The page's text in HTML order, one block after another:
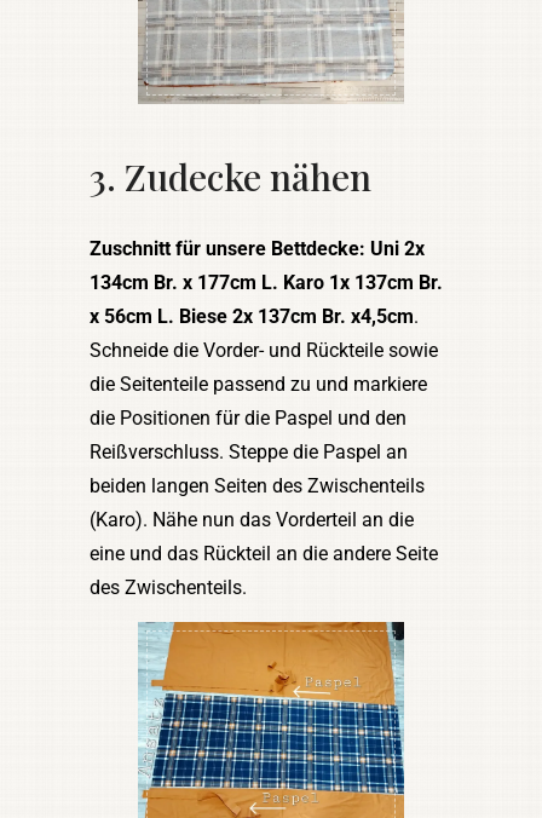
3. Zudecke nähen
Zuschnitt für unsere Bettdecke: Uni 2x
134cm Br. x 177cm L. Karo 1x 137cm Br.
x 56cm L. Biese 2x 137cm Br. x4,5cm.
Schneide die Vorder- und Rückteile sowie
die Seitenteile passend zu und markiere
die Positionen für die Paspel und den
Reißverschluss. Steppe die Paspel an
beiden langen Seiten des Zwischenteils
(Karo). Nähe nun das Vorderteil an die
eine und das Rückteil an die andere Seite
des Zwischenteils.